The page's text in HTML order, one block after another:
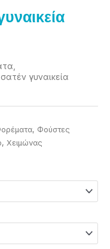
γυναικεία
Φούστες
, Χειμώνας